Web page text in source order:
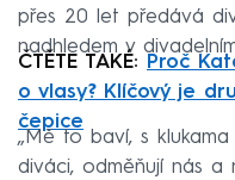
přes 20 let předává
nadhledem v
ČTĚTE TAKÉ:
Proč
o vlasy? Klíčový je
čepice
„Mě to baví, s
diváci, odměňují nás